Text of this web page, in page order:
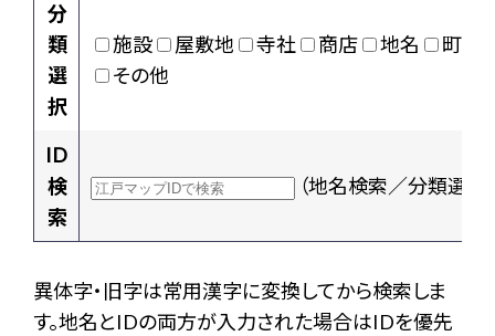
分
類
選
択
施設 屋敷地 寺社 商店 地名
町村
その他
ID
検
索
（地名検索／分類選択
異体字・旧字は常用漢字に変換してから検索しま
す。地名とIDの両方が入力された場合はIDを優先